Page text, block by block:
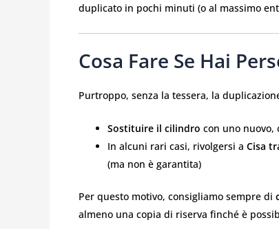
duplicato in pochi minuti (o al massimo
Cosa Fare Se Hai
Purtroppo, senza la tessera, la
Sostituire il cilindro con uno nuovo,
In alcuni rari casi, rivolgersi a Cisa
(ma non è garantita)
Per questo motivo, consigliamo sempre di
almeno una copia di riserva finché è